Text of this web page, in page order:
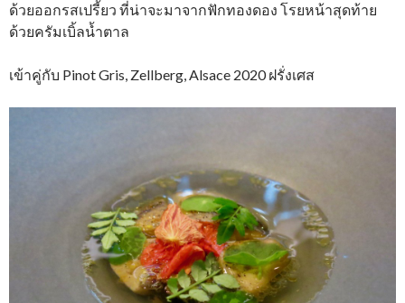
ด้วยออกรสเปรี้ยว ที่น่าจะมาจากฟักทองดอง โรยหน้าสุดท้าย
ด้วยครัมเบิ้ลน้ำตาล
เข้าคู่กับ Pinot Gris, Zellberg, Alsace 2020 ฝรั่งเศส